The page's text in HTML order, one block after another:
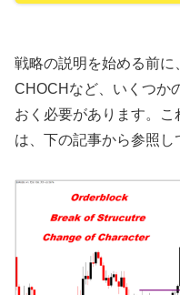
戦略の説明を始める前
CHOCHなど、いくつか
おく必要があります。
は、下の記事から参照し